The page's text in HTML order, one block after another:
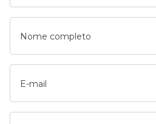
Nome completo
E-mail